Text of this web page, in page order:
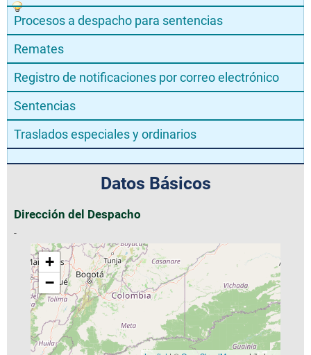
Procesos a despacho para sentencias
Remates
Registro de notificaciones por correo electrónico
Sentencias
Traslados especiales y ordinarios
Datos Básicos
Dirección del Despacho
-
+
−